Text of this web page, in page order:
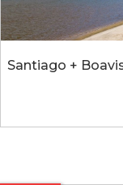
Santiago +